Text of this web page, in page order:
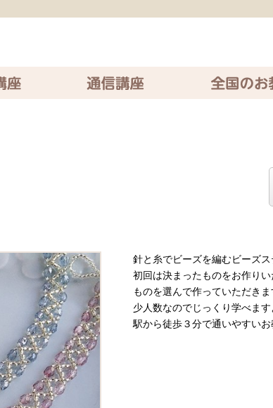
針と糸でビーズを編むビーズス
初回は決まったものをお作り
ものを選んで作っていただきま
少人数なのでじっくり学べます
駅から徒歩３分で通いやすいお